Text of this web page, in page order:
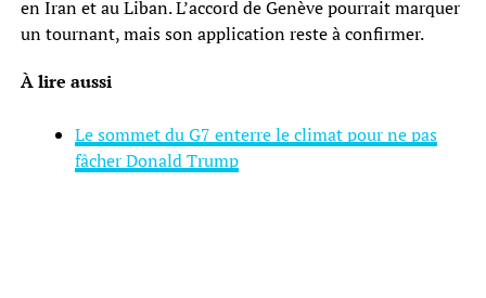
en Iran et au Liban. L’accord de Genève pourrait marquer
un tournant, mais son application reste à confirmer.
À lire aussi
Le sommet du G7 enterre le climat pour ne pas
fâcher Donald Trump